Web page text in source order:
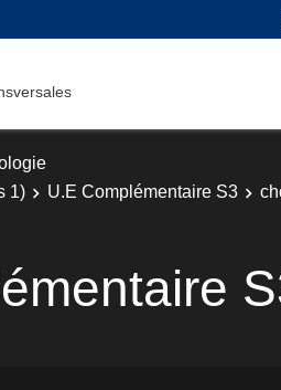
1)
U.E Complémentaire S3